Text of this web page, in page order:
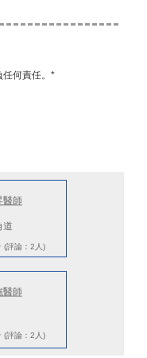
任何責任。*
醫師
道
(評論：2人)
醫師
(評論：2人)